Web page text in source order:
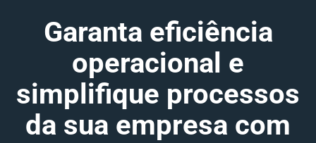
Garanta eficiência
operacional e
simplifique processos
da sua empresa com